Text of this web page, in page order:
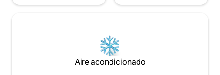
Aire acondicionado